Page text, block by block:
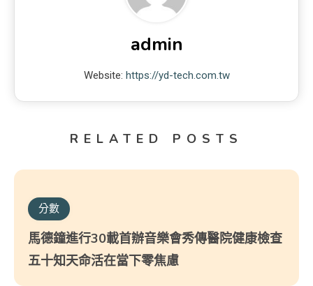
admin
Website: https://yd-tech.com.tw
RELATED POSTS
分數
馬德鐘進行30載首辦音樂會秀傳醫院健康檢查
五十知天命活在當下零焦慮